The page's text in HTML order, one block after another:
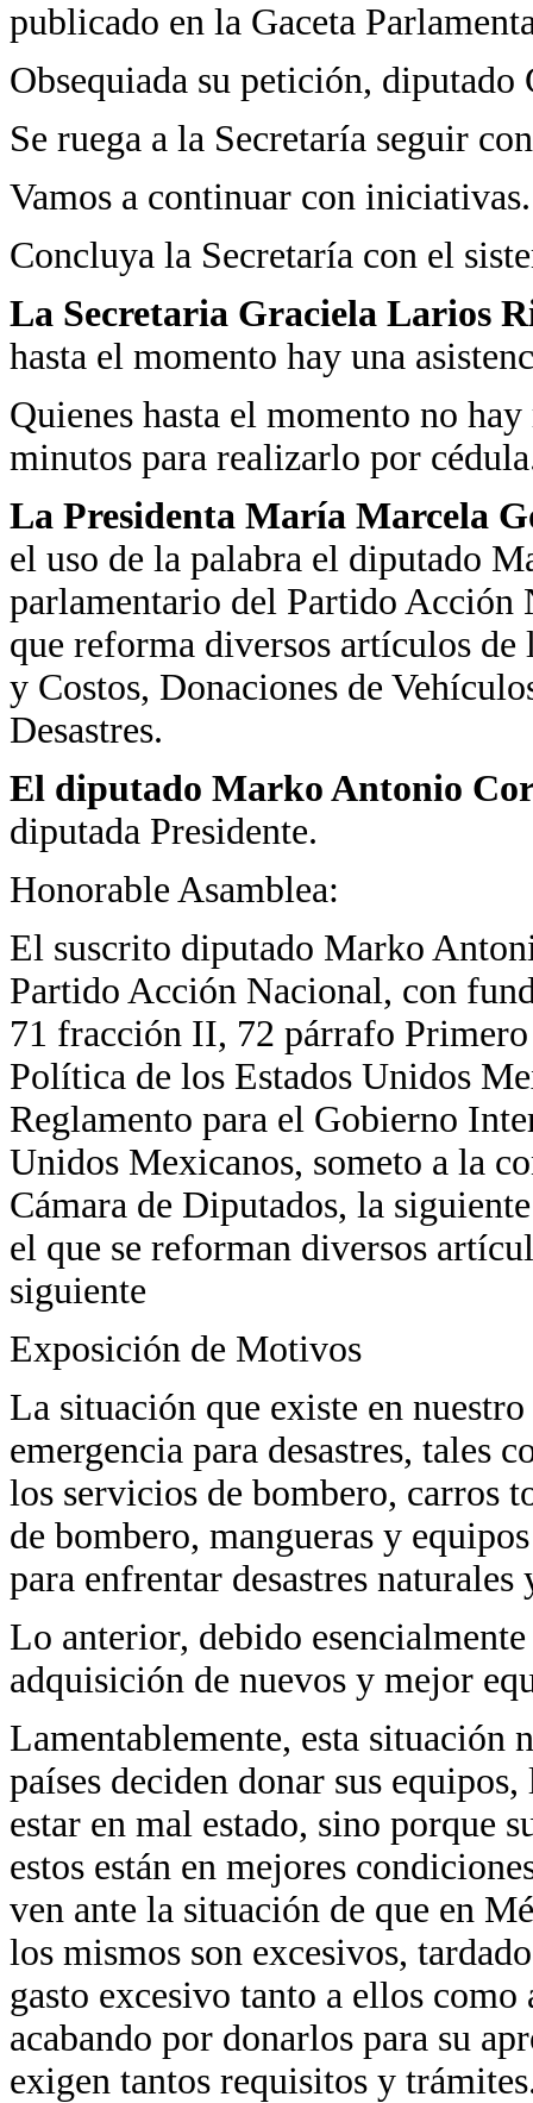
publicado en la Gaceta
Obsequiada su petición, diputado
Se ruega a la Secretaría seguir
Vamos a continuar con iniciativas.
Concluya la Secretaría con el
La Secretaria Graciela Larios
hasta el momento hay una
Quienes hasta el momento no
minutos para realizarlo por
La Presidenta María Marcela
el uso de la palabra el diputado
parlamentario del Partido Acción
que reforma diversos artículos
y Costos, Donaciones de
Desastres.
El diputado Marko Antonio
diputada Presidente.
Honorable Asamblea:
El suscrito diputado Marko
Partido Acción Nacional, con
71 fracción II, 72 párrafo
Política de los Estados Unidos
Reglamento para el Gobierno
Unidos Mexicanos, someto a la
Cámara de Diputados, la
el que se reforman diversos
siguiente
Exposición de Motivos
La situación que existe en
emergencia para desastres, tales
los servicios de bombero, carros
de bombero, mangueras y
para enfrentar desastres
Lo anterior, debido
adquisición de nuevos y mejor
Lamentablemente, esta situación
países deciden donar sus
estar en mal estado, sino porque
estos están en mejores
ven ante la situación de que en
los mismos son excesivos,
gasto excesivo tanto a ellos
acabando por donarlos para su
exigen tantos requisitos y